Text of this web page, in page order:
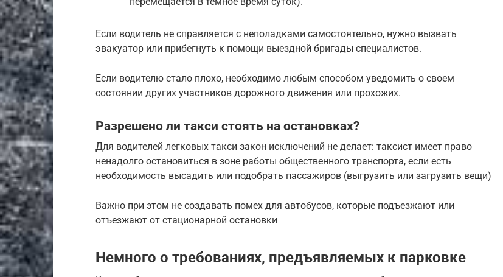
Если водитель не справляется с неполадками самостоятельно, нужно вызвать
эвакуатор или прибегнуть к помощи выездной бригады специалистов.
Если водителю стало плохо, необходимо любым способом уведомить о своем
состоянии других участников дорожного движения или прохожих.
Разрешено ли такси стоять на остановках?
Для водителей легковых такси закон исключений не делает: таксист имеет право
ненадолго остановиться в зоне работы общественного транспорта, если есть
необходимость высадить или подобрать пассажиров (выгрузить или загрузить вещи)
Важно при этом не создавать помех для автобусов, которые подъезжают или
отъезжают от стационарной остановки
Немного о требованиях, предъявляемых к парковке